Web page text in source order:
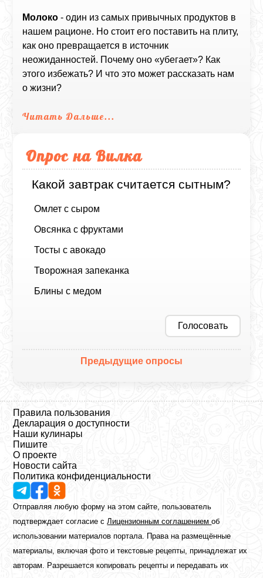
Молоко - один из самых привычных продуктов в
нашем рационе. Но стоит его поставить на плиту,
как оно превращается в источник
неожиданностей. Почему оно «убегает»? Как
этого избежать? И что это может рассказать нам
о жизни?
Читать Дальше...
Опрос на Вилка
Какой завтрак считается сытным?
Омлет с сыром
Овсянка с фруктами
Тосты с авокадо
Творожная запеканка
Блины с медом
Голосовать
Предыдущие опросы
Правила пользования
Декларация о доступности
Наши кулинары
Пишите
О проекте
Новости сайта
Политика конфиденциальности
Отправляя любую форму на этом сайте, пользователь
подтверждает согласие сЛицензионным соглашениемоб
использовании материалов портала. Права на размещённые
материалы, включая фото и текстовые рецепты, принадлежат их
авторам. Разрешается копировать рецепты и передавать их